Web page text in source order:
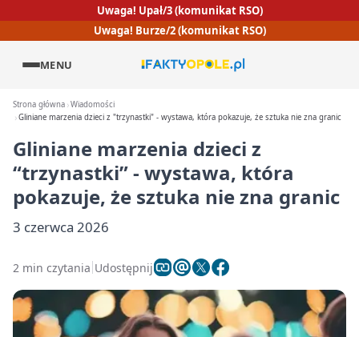
Uwaga! Upał/3 (komunikat RSO)
Uwaga! Burze/2 (komunikat RSO)
MENU
Strona główna Wiadomości
Gliniane marzenia dzieci z "trzynastki" - wystawa, która pokazuje, że sztuka nie zna granic
Gliniane marzenia dzieci z
“trzynastki” - wystawa, która
pokazuje, że sztuka nie zna granic
3 czerwca 2026
2 min czytania Udostępnij